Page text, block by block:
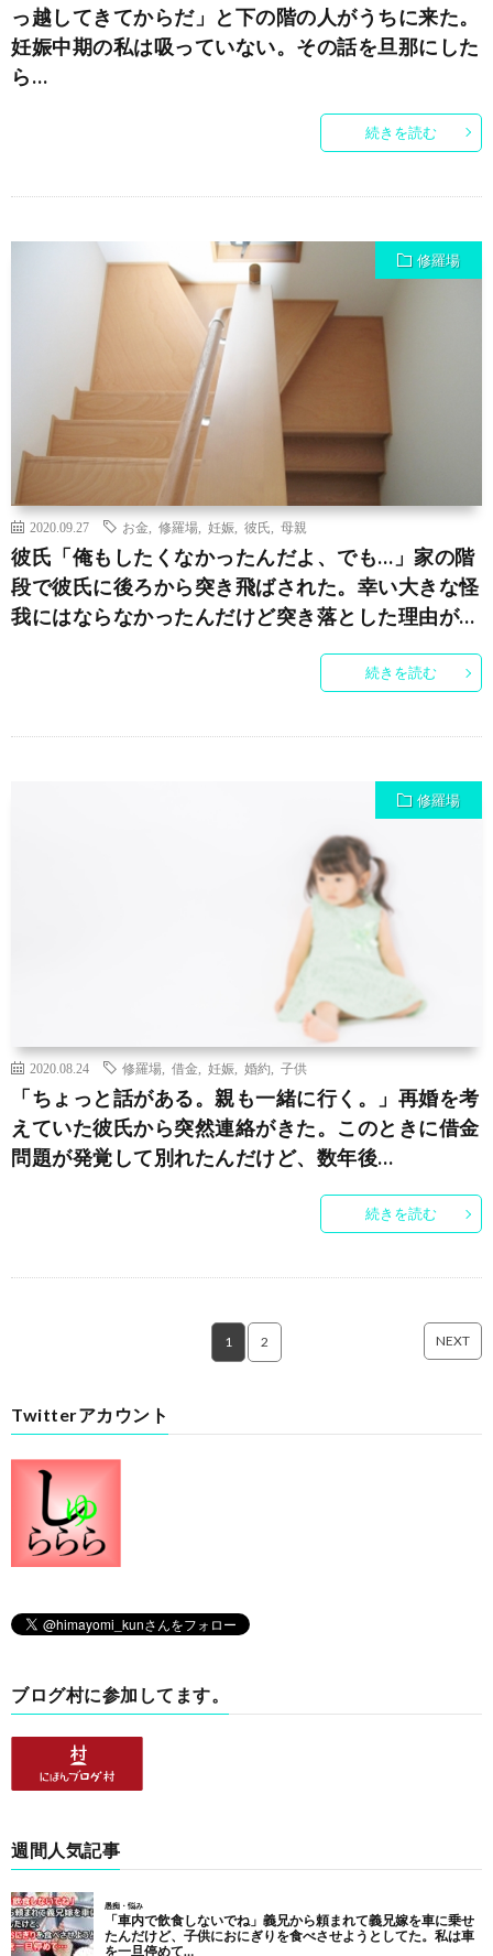
っ越してきてからだ」と下の階の人がうちに来た。
妊娠中期の私は吸っていない。その話を旦那にした
ら…
続きを読む
修羅場
2020.09.27 お金 修羅場 妊娠 彼氏 母親
彼氏「俺もしたくなかったんだよ、でも…」家の階
段で彼氏に後ろから突き飛ばされた。幸い大きな怪
我にはならなかったんだけど突き落とした理由が…
続きを読む
修羅場
2020.08.24 修羅場 借金 妊娠 婚約 子供
「ちょっと話がある。親も一緒に行く。」再婚を考
えていた彼氏から突然連絡がきた。このときに借金
問題が発覚して別れたんだけど、数年後…
続きを読む
1 2 NEXT
Twitterアカウント
ブログ村に参加してます。
週間人気記事